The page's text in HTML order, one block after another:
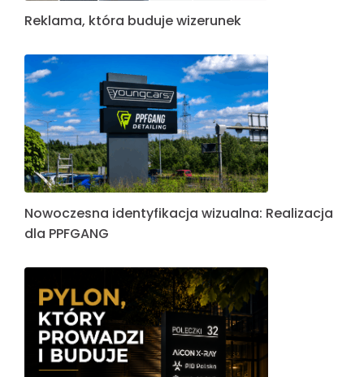
Reklama, która buduje wizerunek
Nowoczesna identyfikacja wizualna: Realizacja
dla PPFGANG